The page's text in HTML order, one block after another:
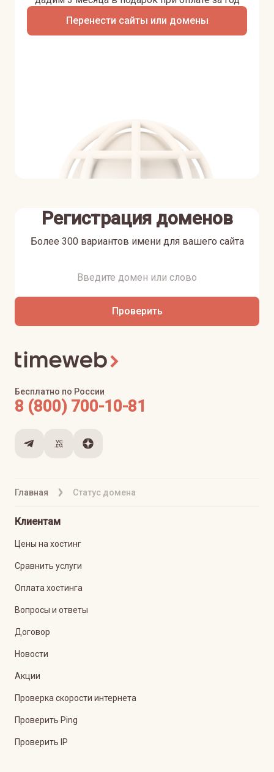
Перенести сайты или домены
Регистрация доменов
Более 300 вариантов имени для вашего сайта
Проверить
Главная Статус домена
Бесплатно по России
8 (800) 700-10-81
Клиентам
Цены на хостинг
Сравнить услуги
Оплата хостинга
Вопросы и ответы
Договор
Новости
Акции
Проверка скорости интернета
Проверить Ping
Проверить IP